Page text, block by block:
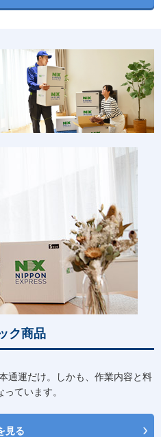
ク商品
通運だけ。しかも、作業内容と料
ています。
見る